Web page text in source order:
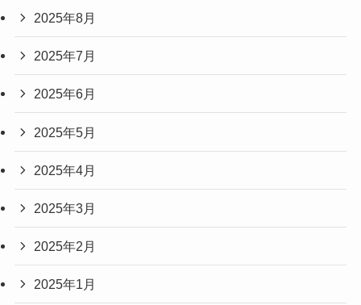
2025年8月
2025年7月
2025年6月
2025年5月
2025年4月
2025年3月
2025年2月
2025年1月